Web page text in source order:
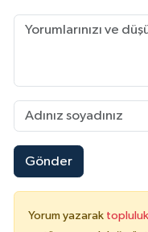
Gönder
Yorum yazarak topluluk